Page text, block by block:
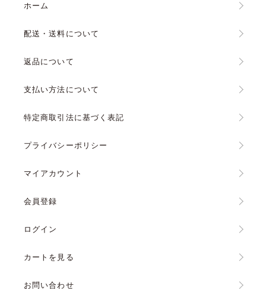
ホーム
配送・送料について
返品について
支払い方法について
特定商取引法に基づく表記
プライバシーポリシー
マイアカウント
会員登録
ログイン
カートを見る
お問い合わせ